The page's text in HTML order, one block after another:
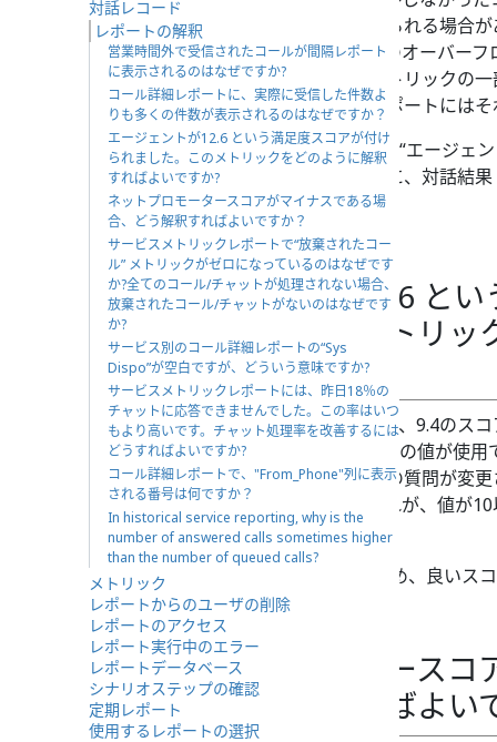
ントなし
という対話結果が付けられる場合
タイムアウトを通って、第三者のオーバー
これらのコールは、処理済みメトリックの
数受信した場合、コール詳細レポートには
レポート目的で“処理済み“または“エージェ
ル詳細レポートを実行するときに、対話結
す。
エージェントが12.6 と
れました。このメトリッ
ばよいですか?
一般的に、スコアが1〜10の場合、9.4のス
点“の基準を使う場合）。 10以上の値が使
合、対象のエージェントが調査の質問が変
与された可能性があります。それが、値が
ックは正しく表示されます。
12.6が 10より高い数値であるため、良いス
ネットプロモータースコ
合、どう解釈すればよい
対話レコード
レポートの解釈
営業時間外で受信されたコールが間隔レポート
に表示されるのはなぜですか?
コール詳細レポートに、実際に受信した件数よ
りも多くの件数が表示されるのはなぜですか？
エージェントが12.6 という満足度スコアが付け
られました。このメトリックをどのように解釈
すればよいですか?
ネットプロモータースコアがマイナスである場
合、どう解釈すればよいですか？
サービスメトリックレポートで“放棄されたコー
ル” メトリックがゼロになっているのはなぜです
か?全てのコール/チャットが処理されない場合、
放棄されたコール/チャットがないのはなぜです
か?
サービス別のコール詳細レポートの“Sys
Dispo”が空白ですが、どういう意味ですか?
サービスメトリックレポートには、昨日18％の
チャットに応答できませんでした。この率はいつ
もより高いです。チャット処理率を改善するには
どうすればよいですか?
コール詳細レポートで、"From_Phone"列に表示
される番号は何ですか？
In historical service reporting, why is the
number of answered calls sometimes higher
than the number of queued calls?
メトリック
レポートからのユーザの削除
レポートのアクセス
レポート実行中のエラー
レポートデータベース
シナリオステップの確認
定期レポート
使用するレポートの選択